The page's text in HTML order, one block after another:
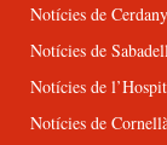
Notícies de
Notícies de Sabadell
Notícies de
Notícies de